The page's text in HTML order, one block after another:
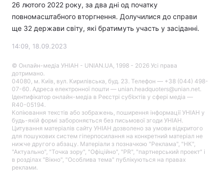
26 лютого 2022 року, за два дні од початку
повномасштабного вторгнення. Долучилися до справи
ще 32 держави світу, які братимуть участь у засіданні.
14:09, 18.09.2023
© Онлайн-медіа УНІАН - UNIAN.UA, 1998 - 2026 Усі права
дотримано.
04080, м. Київ, вул. Кирилівська, буд. 23. Телефон — +38 (044) 498-
07-60. Адреса електронної пошти — unian.headquoters@unian.net.
Ідентифікатор онлайн-медіа в Реєстрі суб’єктів у сфері медіа —
R40-05194.
Копіювання текстів або зображень, поширення інформації УНІАН у
будь-якій формі забороняється без письмової згоди УНІАН.
Цитування матеріалів сайту УНІАН дозволено за умови відкритого
для пошукових систем гіперпосилання на конкретний матеріал не
нижче другого абзацу. Матеріали з позначкою "Реклама", "НК",
"Актуально", "Точка зору", "Офіційно", "PR", "партнерський проект" і
в розділах "Вікно", "Особлива тема" публікуються на правах
реклами.